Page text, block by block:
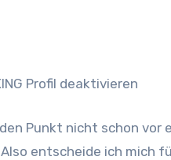
Profil deaktivieren
Punkt nicht schon
entscheide ich mich